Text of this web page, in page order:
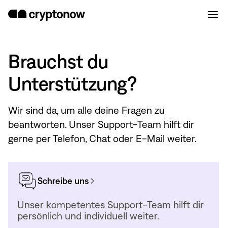
Brauchst du
Unterstützung?
Wir sind da, um alle deine Fragen zu
beantworten. Unser Support-Team hilft dir
gerne per Telefon, Chat oder E-Mail weiter.
Schreibe uns
Unser kompetentes Support-Team hilft dir
persönlich und individuell weiter.